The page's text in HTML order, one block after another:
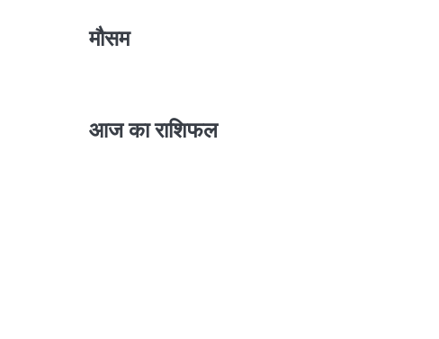
मौसम
आज का राशिफल